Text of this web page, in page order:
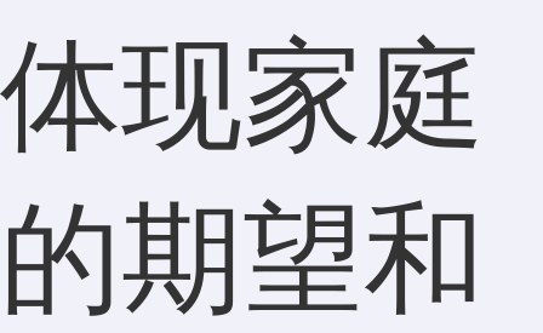
体现家庭
的期望和